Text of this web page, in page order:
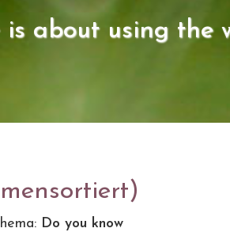
is about using the
Do you know